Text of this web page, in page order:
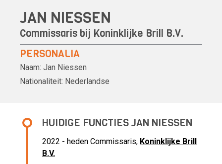
JAN NIESSEN
Commissaris bij Koninklijke Brill B.V.
PERSONALIA
Naam: Jan Niessen
Nationaliteit: Nederlandse
HUIDIGE FUNCTIES JAN NIESSEN
2022 - heden Commissaris, Koninklijke Brill
B.V.